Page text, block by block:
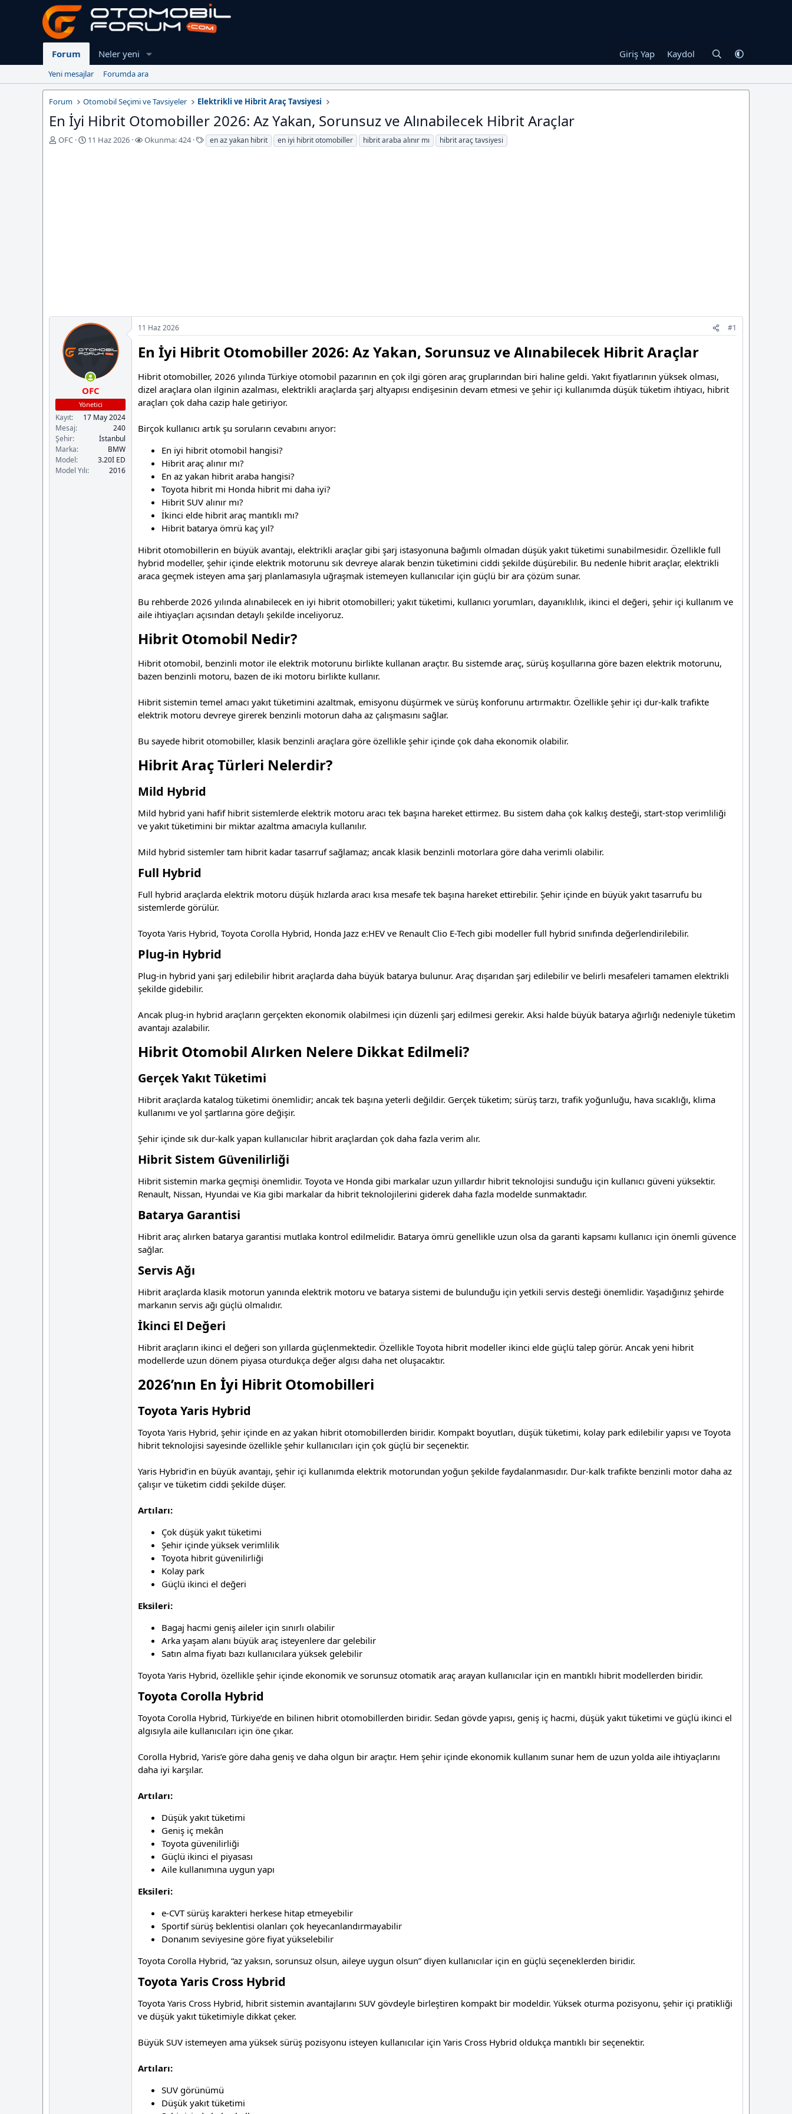
Forum Neler yeni Giriş Yap Kaydol
Yeni mesajlar Forumda ara
Forum Otomobil Seçimi ve Tavsiyeler Elektrikli ve Hibrit Araç Tavsiyesi
En İyi Hibrit Otomobiller 2026: Az Yakan, Sorunsuz ve Alınabilecek Hibrit Araçlar
K
OFC
B11 Haz 2026 Okunma: 424
E
t
en az yakan hibrit en iyi hibrit otomobiller hibrit araba alınır mı hibrit araç tavsiyesi
OFC
Yönetici
Kayıt
17 May 2024
Mesaj
240
Şehir
İstanbul
Marka
BMW
Model
3.20İ ED
Model Yılı
2016
11 Haz 2026 #1
En İyi Hibrit Otomobiller 2026: Az Yakan, Sorunsuz ve Alınabilecek Hibrit Araçlar
Hibrit otomobiller, 2026 yılında Türkiye otomobil pazarının en çok ilgi gören araç gruplarından biri haline geldi. Yakıt fiyatlarının yüksek olması,
dizel araçlara olan ilginin azalması, elektrikli araçlarda şarj altyapısı endişesinin devam etmesi ve şehir içi kullanımda düşük tüketim ihtiyacı, hibrit
araçları çok daha cazip hale getiriyor.
Birçok kullanıcı artık şu soruların cevabını arıyor:
En iyi hibrit otomobil hangisi?
Hibrit araç alınır mı?
En az yakan hibrit araba hangisi?
Toyota hibrit mi Honda hibrit mi daha iyi?
Hibrit SUV alınır mı?
İkinci elde hibrit araç mantıklı mı?
Hibrit batarya ömrü kaç yıl?
Hibrit otomobillerin en büyük avantajı, elektrikli araçlar gibi şarj istasyonuna bağımlı olmadan düşük yakıt tüketimi sunabilmesidir. Özellikle full
hybrid modeller, şehir içinde elektrik motorunu sık devreye alarak benzin tüketimini ciddi şekilde düşürebilir. Bu nedenle hibrit araçlar, elektrikli
araca geçmek isteyen ama şarj planlamasıyla uğraşmak istemeyen kullanıcılar için güçlü bir ara çözüm sunar.
Bu rehberde 2026 yılında alınabilecek en iyi hibrit otomobilleri; yakıt tüketimi, kullanıcı yorumları, dayanıklılık, ikinci el değeri, şehir içi kullanım ve
aile ihtiyaçları açısından detaylı şekilde inceliyoruz.
Hibrit Otomobil Nedir?
Hibrit otomobil, benzinli motor ile elektrik motorunu birlikte kullanan araçtır. Bu sistemde araç, sürüş koşullarına göre bazen elektrik motorunu,
bazen benzinli motoru, bazen de iki motoru birlikte kullanır.
Hibrit sistemin temel amacı yakıt tüketimini azaltmak, emisyonu düşürmek ve sürüş konforunu artırmaktır. Özellikle şehir içi dur-kalk trafikte
elektrik motoru devreye girerek benzinli motorun daha az çalışmasını sağlar.
Bu sayede hibrit otomobiller, klasik benzinli araçlara göre özellikle şehir içinde çok daha ekonomik olabilir.
Hibrit Araç Türleri Nelerdir?
Mild Hybrid
Mild hybrid yani hafif hibrit sistemlerde elektrik motoru aracı tek başına hareket ettirmez. Bu sistem daha çok kalkış desteği, start-stop verimliliği
ve yakıt tüketimini bir miktar azaltma amacıyla kullanılır.
Mild hybrid sistemler tam hibrit kadar tasarruf sağlamaz; ancak klasik benzinli motorlara göre daha verimli olabilir.
Full Hybrid
Full hybrid araçlarda elektrik motoru düşük hızlarda aracı kısa mesafe tek başına hareket ettirebilir. Şehir içinde en büyük yakıt tasarrufu bu
sistemlerde görülür.
Toyota Yaris Hybrid, Toyota Corolla Hybrid, Honda Jazz e:HEV ve Renault Clio E-Tech gibi modeller full hybrid sınıfında değerlendirilebilir.
Plug-in Hybrid
Plug-in hybrid yani şarj edilebilir hibrit araçlarda daha büyük batarya bulunur. Araç dışarıdan şarj edilebilir ve belirli mesafeleri tamamen elektrikli
şekilde gidebilir.
Ancak plug-in hybrid araçların gerçekten ekonomik olabilmesi için düzenli şarj edilmesi gerekir. Aksi halde büyük batarya ağırlığı nedeniyle tüketim
avantajı azalabilir.
Hibrit Otomobil Alırken Nelere Dikkat Edilmeli?
Gerçek Yakıt Tüketimi
Hibrit araçlarda katalog tüketimi önemlidir; ancak tek başına yeterli değildir. Gerçek tüketim; sürüş tarzı, trafik yoğunluğu, hava sıcaklığı, klima
kullanımı ve yol şartlarına göre değişir.
Şehir içinde sık dur-kalk yapan kullanıcılar hibrit araçlardan çok daha fazla verim alır.
Hibrit Sistem Güvenilirliği
Hibrit sistemin marka geçmişi önemlidir. Toyota ve Honda gibi markalar uzun yıllardır hibrit teknolojisi sunduğu için kullanıcı güveni yüksektir.
Renault, Nissan, Hyundai ve Kia gibi markalar da hibrit teknolojilerini giderek daha fazla modelde sunmaktadır.
Batarya Garantisi
Hibrit araç alırken batarya garantisi mutlaka kontrol edilmelidir. Batarya ömrü genellikle uzun olsa da garanti kapsamı kullanıcı için önemli güvence
sağlar.
Servis Ağı
Hibrit araçlarda klasik motorun yanında elektrik motoru ve batarya sistemi de bulunduğu için yetkili servis desteği önemlidir. Yaşadığınız şehirde
markanın servis ağı güçlü olmalıdır.
İkinci El Değeri
Hibrit araçların ikinci el değeri son yıllarda güçlenmektedir. Özellikle Toyota hibrit modeller ikinci elde güçlü talep görür. Ancak yeni hibrit
modellerde uzun dönem piyasa oturdukça değer algısı daha net oluşacaktır.
2026’nın En İyi Hibrit Otomobilleri
Toyota Yaris Hybrid
Toyota Yaris Hybrid, şehir içinde en az yakan hibrit otomobillerden biridir. Kompakt boyutları, düşük tüketimi, kolay park edilebilir yapısı ve Toyota
hibrit teknolojisi sayesinde özellikle şehir kullanıcıları için çok güçlü bir seçenektir.
Yaris Hybrid’in en büyük avantajı, şehir içi kullanımda elektrik motorundan yoğun şekilde faydalanmasıdır. Dur-kalk trafikte benzinli motor daha az
çalışır ve tüketim ciddi şekilde düşer.
Artıları:
Çok düşük yakıt tüketimi
Şehir içinde yüksek verimlilik
Toyota hibrit güvenilirliği
Kolay park
Güçlü ikinci el değeri
Eksileri:
Bagaj hacmi geniş aileler için sınırlı olabilir
Arka yaşam alanı büyük araç isteyenlere dar gelebilir
Satın alma fiyatı bazı kullanıcılara yüksek gelebilir
Toyota Yaris Hybrid, özellikle şehir içinde ekonomik ve sorunsuz otomatik araç arayan kullanıcılar için en mantıklı hibrit modellerden biridir.
Toyota Corolla Hybrid
Toyota Corolla Hybrid, Türkiye’de en bilinen hibrit otomobillerden biridir. Sedan gövde yapısı, geniş iç hacmi, düşük yakıt tüketimi ve güçlü ikinci el
algısıyla aile kullanıcıları için öne çıkar.
Corolla Hybrid, Yaris’e göre daha geniş ve daha olgun bir araçtır. Hem şehir içinde ekonomik kullanım sunar hem de uzun yolda aile ihtiyaçlarını
daha iyi karşılar.
Artıları:
Düşük yakıt tüketimi
Geniş iç mekân
Toyota güvenilirliği
Güçlü ikinci el piyasası
Aile kullanımına uygun yapı
Eksileri:
e-CVT sürüş karakteri herkese hitap etmeyebilir
Sportif sürüş beklentisi olanları çok heyecanlandırmayabilir
Donanım seviyesine göre fiyat yükselebilir
Toyota Corolla Hybrid, “az yaksın, sorunsuz olsun, aileye uygun olsun” diyen kullanıcılar için en güçlü seçeneklerden biridir.
Toyota Yaris Cross Hybrid
Toyota Yaris Cross Hybrid, hibrit sistemin avantajlarını SUV gövdeyle birleştiren kompakt bir modeldir. Yüksek oturma pozisyonu, şehir içi pratikliği
ve düşük yakıt tüketimiyle dikkat çeker.
Büyük SUV istemeyen ama yüksek sürüş pozisyonu isteyen kullanıcılar için Yaris Cross Hybrid oldukça mantıklı bir seçenektir.
Artıları:
SUV görünümü
Düşük yakıt tüketimi